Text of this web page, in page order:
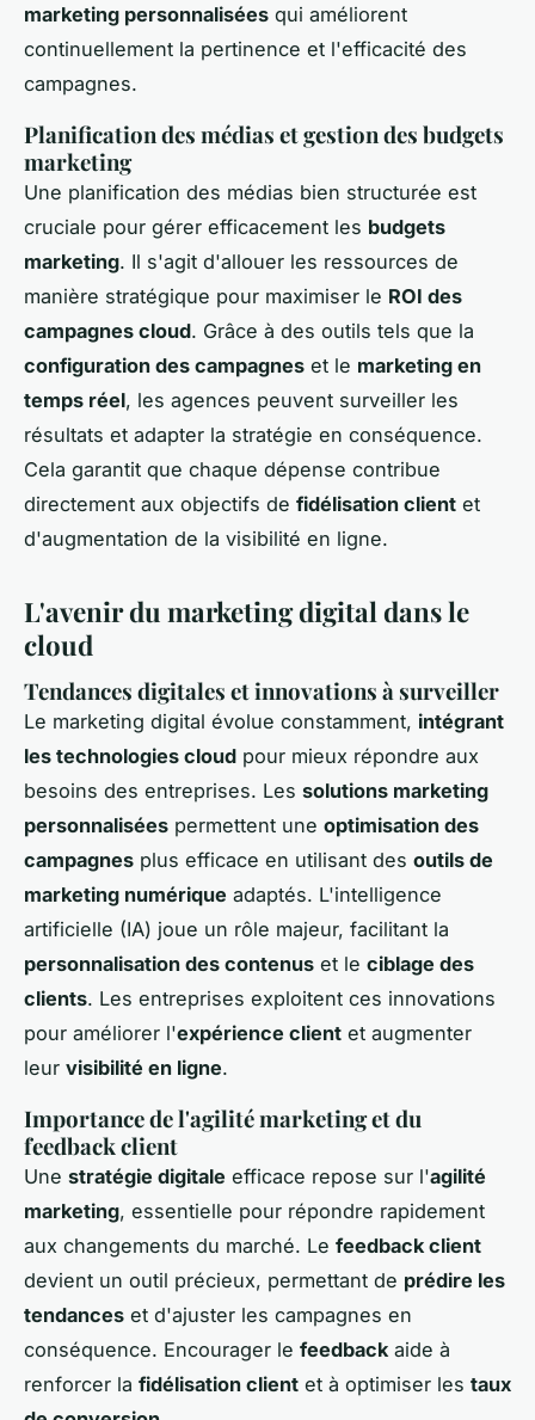
marketing personnalisées qui améliorent
continuellement la pertinence et l'efficacité des
campagnes.
Planification des médias et gestion des budgets
marketing
Une planification des médias bien structurée est
cruciale pour gérer efficacement les budgets
marketing. Il s'agit d'allouer les ressources de
manière stratégique pour maximiser le ROI des
campagnes cloud. Grâce à des outils tels que la
configuration des campagnes et le marketing en
temps réel, les agences peuvent surveiller les
résultats et adapter la stratégie en conséquence.
Cela garantit que chaque dépense contribue
directement aux objectifs de fidélisation client et
d'augmentation de la visibilité en ligne.
L'avenir du marketing digital dans le
cloud
Tendances digitales et innovations à surveiller
Le marketing digital évolue constamment, intégrant
les technologies cloud pour mieux répondre aux
besoins des entreprises. Les solutions marketing
personnalisées permettent une optimisation des
campagnes plus efficace en utilisant des outils de
marketing numérique adaptés. L'intelligence
artificielle (IA) joue un rôle majeur, facilitant la
personnalisation des contenus et le ciblage des
clients. Les entreprises exploitent ces innovations
pour améliorer l'expérience client et augmenter
leur visibilité en ligne.
Importance de l'agilité marketing et du
feedback client
Une stratégie digitale efficace repose sur l'agilité
marketing, essentielle pour répondre rapidement
aux changements du marché. Le feedback client
devient un outil précieux, permettant de prédire les
tendances et d'ajuster les campagnes en
conséquence. Encourager le feedback aide à
renforcer la fidélisation client et à optimiser les taux